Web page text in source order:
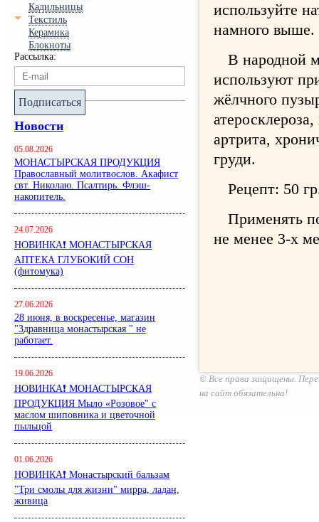
Кадильницы
Текстиль
Керамика
Блокноты
Рассылка:
Подписаться
Новости
05.08.2026
МОНАСТЫРСКАЯ ПРОДУКЦИЯ
Православный молитвослов. Акафист
свт. Николаю. Псалтирь. Флэш-
накопитель.
24.07.2026
НОВИНКА❗ МОНАСТЫРСКАЯ
АПТЕКА ГЛУБОКИЙ СОН
(фитомука)
27.06.2026
28 июня, в воскресенье, магазин
"Здравница монастырская " не
работает.
19.06.2026
НОВИНКА❗ МОНАСТЫРСКАЯ
ПРОДУКЦИЯ Мыло «Розовое" с
маслом шиповника и цветочной
пыльцой
01.06.2026
НОВИНКА❗ Монастырский бальзам
"Три смолы для жизни" мирра, ладан,
живица
используйте
намного выше.
В народной
используют
жёлчного
артрита,
груди.
Рецепт: 50
Применять
не менее 3-х
© Все права защищены.
на сайт обязательна!